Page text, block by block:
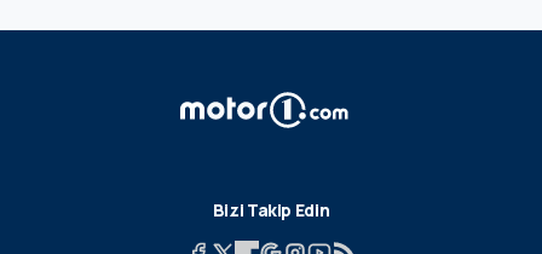
Bizi Takip Edin